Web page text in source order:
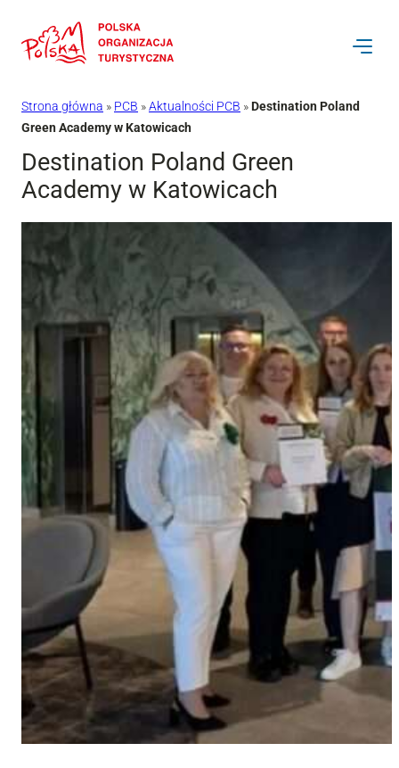
do
Strona główna » PCB »Aktualności PCB »Destination Poland
Green Academy w Katowicach
Destination Poland Green
Academy w Katowicach